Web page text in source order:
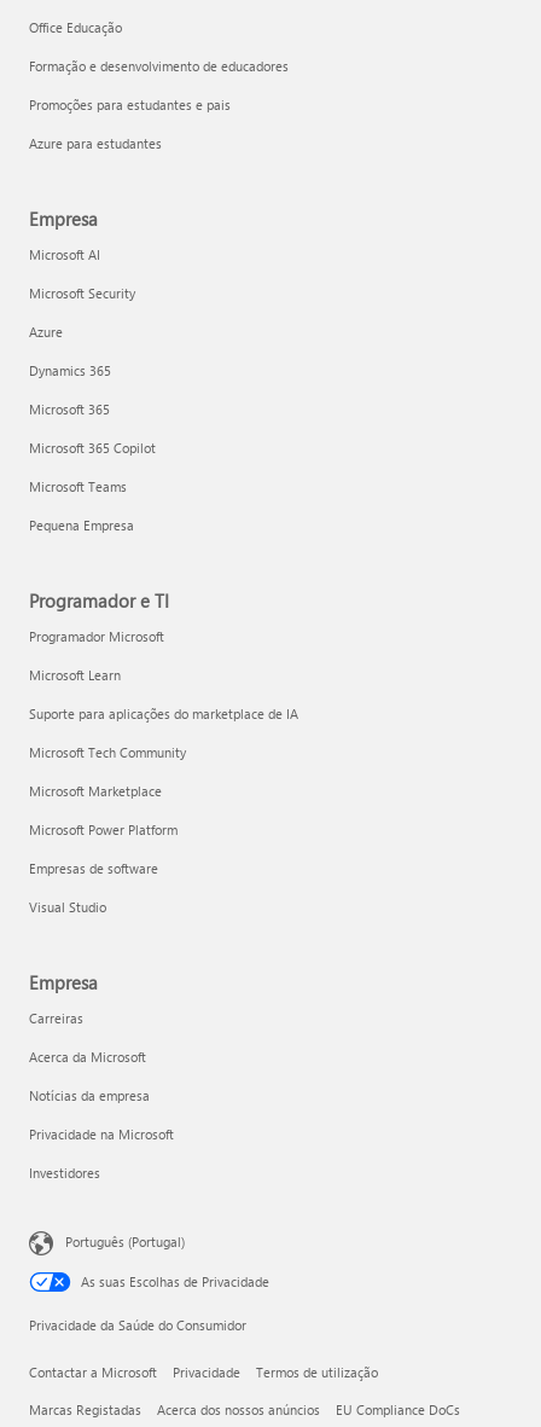
Office Educação
Formação e desenvolvimento de educadores
Promoções para estudantes e pais
Azure para estudantes
Empresa
Microsoft AI
Microsoft Security
Azure
Dynamics 365
Microsoft 365
Microsoft 365 Copilot
Microsoft Teams
Pequena Empresa
Programador e TI
Programador Microsoft
Microsoft Learn
Suporte para aplicações do marketplace de IA
Microsoft Tech Community
Microsoft Marketplace
Microsoft Power Platform
Empresas de software
Visual Studio
Empresa
Carreiras
Acerca da Microsoft
Notícias da empresa
Privacidade na Microsoft
Investidores
Português (Portugal)
As suas Escolhas de Privacidade
Privacidade da Saúde do Consumidor
Contactar a Microsoft Privacidade Termos de utilização
Marcas Registadas Acerca dos nossos anúncios EU Compliance DoCs